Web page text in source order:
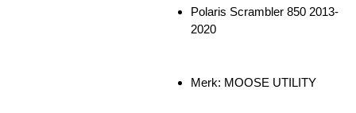
Polaris Scrambler 850 2013-
2020
Merk: MOOSE UTILITY